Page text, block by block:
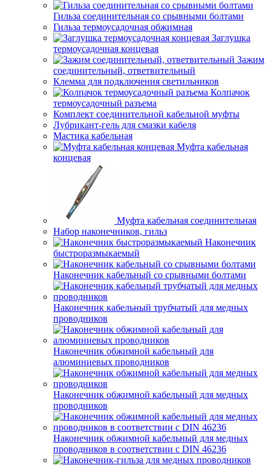
Гильза соединительная со срывными болтами
Гильза термоусадочная обжимная
Заглушка
термоусадочная концевая
Зажим
соединительный, ответвительный
Клемма для подключения светильников
Колпачок
термоусадочный разъема
Комплект соединительной кабельной муфты
Лубрикант-гель для смазки кабеля
Мастика кабельная
Муфта кабельная
концевая
Муфта кабельная соединительная
Набор наконечников, гильз
Наконечник
быстроразмыкаемый
Наконечник кабельный со срывными болтами
Наконечник кабельный трубчатый для медных
проводников
Наконечник обжимной кабельный для
алюминиевых проводников
Наконечник обжимной кабельный для медных
проводников
Наконечник обжимной кабельный для медных
проводников в соответствии с DIN 46236